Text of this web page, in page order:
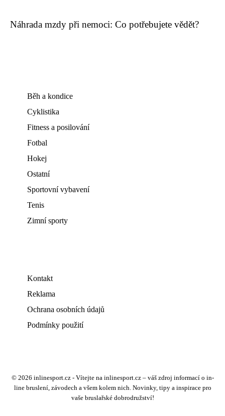
Náhrada mzdy při nemoci: Co potřebujete vědět?
Běh a kondice
Cyklistika
Fitness a posilování
Fotbal
Hokej
Ostatní
Sportovní vybavení
Tenis
Zimní sporty
Kontakt
Reklama
Ochrana osobních údajů
Podmínky použití
© 2026 inlinesport.cz - Vítejte na inlinesport.cz – váš zdroj informací o in-
line bruslení, závodech a všem kolem nich. Novinky, tipy a inspirace pro
vaše bruslařské dobrodružství!